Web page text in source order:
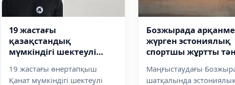
19 жастағы
қазақстандық
мүмкіндігі шектеулі
ерекше құрылғы ойлап
19 жастағы өнертапқыш
Қанат мүмкіндігі шектеулі
Бозжырада
жүрген эстониялық
спортшы жұртты
Маңғыстаудағы
шатқалында